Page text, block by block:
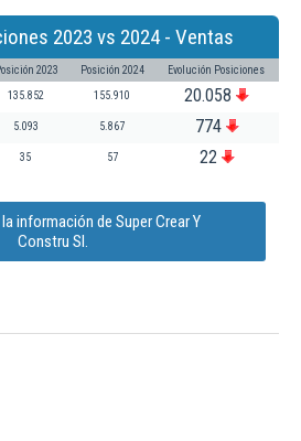
2023 vs 2024 - Ventas
2023 Posición 2024 Evolución Posiciones
135.852 155.910 20.058
5.093 5.867 774
35 57 22
información de Super Crear Y
Constru Sl.